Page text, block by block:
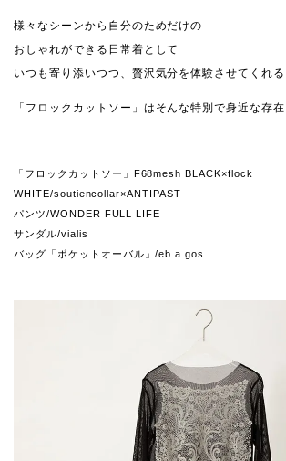
様々なシーンから自分のためだけの
おしゃれができる日常着として
いつも寄り添いつつ、贅沢気分を体験させてくれる
「フロックカットソー」はそんな特別で身近な存在
「フロックカットソー」F68mesh BLACK×flock
WHITE/soutiencollar×ANTIPAST
パンツ/WONDER FULL LIFE
サンダル/vialis
バッグ「ポケットオーバル」/eb.a.gos